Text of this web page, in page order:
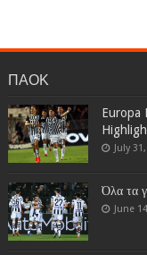
ΠΑΟΚ
Europa
July
Όλα τα
June